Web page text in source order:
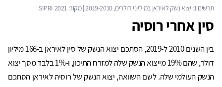
סין אחרי רוסיה
בין השנים 2010 ל-2019, הסתכם יצוא הנשק של סין לאיראן ב-166 מיליון
דולר, שהם 19% מייצוא הנשק שלה למזרח התיכון, ו-1% בלבד מסך יצוא
הנשק העולמי שלה. לשם השוואה, יצוא הנשק של רוסיה לאיראן הסתכם